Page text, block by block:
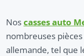
Noscasses auto
nombreuses
allemande, tel que